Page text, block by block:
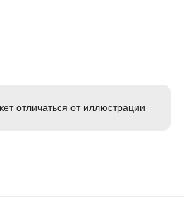
отличаться от иллюстрации